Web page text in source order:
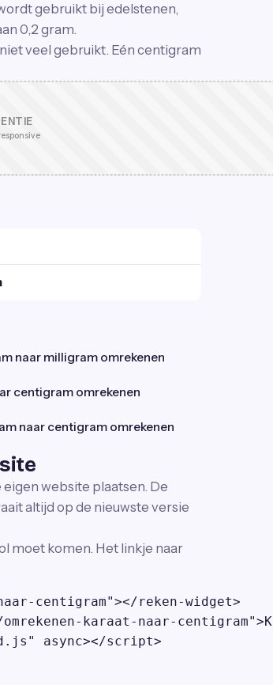
gebruikt bij edelstenen,
0,2 gram.
veel gebruikt. Eén centigram
naar milligram omrekenen
centigram omrekenen
naar centigram omrekenen
eigen website plaatsen. De
altijd op de nieuwste versie
moet komen. Het linkje naar
centigram"></reken-widget>
karaat-naar-
async></script>